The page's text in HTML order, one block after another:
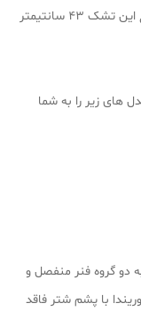
سفارش خود را ثبت کنید. لازم به ذکر است ارتفاع این تشک ۴۳ سانتیمتر
های زیر را به شما
دو گروه فنر منفصل و
با پشم شتر فاقد